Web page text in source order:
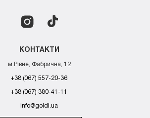
КОНТАКТИ
м.Рівне, Фабрична, 12
+38 (067) 557-20-36
+38 (067) 380-41-11
info@goldi.ua